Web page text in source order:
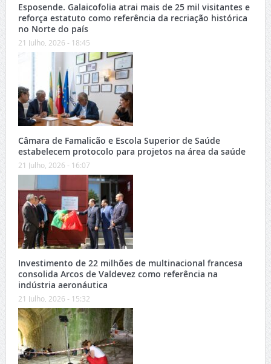
Esposende. Galaicofolia atrai mais de 25 mil visitantes e
reforça estatuto como referência da recriação histórica
no Norte do país
21 Julho, 2026 - 18:45
Câmara de Famalicão e Escola Superior de Saúde
estabelecem protocolo para projetos na área da saúde
21 Julho, 2026 - 16:07
Investimento de 22 milhões de multinacional francesa
consolida Arcos de Valdevez como referência na
indústria aeronáutica
21 Julho, 2026 - 15:32